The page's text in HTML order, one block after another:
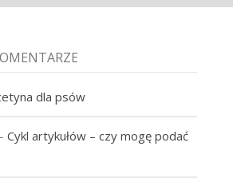
dla psów
- Cykl artykułów – czy mogę podać